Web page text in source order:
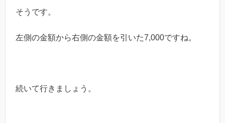
そうです。
左側の金額から右側の金額を引いた7,000ですね。
続いて行きましょう。